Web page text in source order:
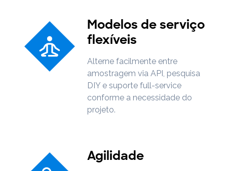
Modelos de serviço
flexíveis
Alterne facilmente entre
amostragem via API, pesquisa
DIY e suporte full-service
conforme a necessidade do
projeto.
Agilidade